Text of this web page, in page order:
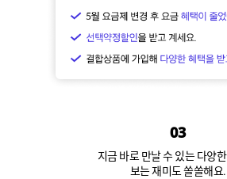
03
지금 바로 만날 수 있는 다양
보는 재미도 쏠쏠해요.